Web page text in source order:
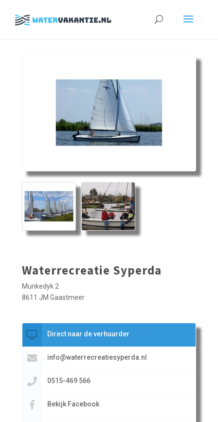
Zoeken
Waterrecreatie Syperda
Munkedyk 2
8611 JM Gaastmeer
Direct naar de verhuurder
info@waterrecreatiesyperda.nl
0515-469 566
Bekijk Facebook